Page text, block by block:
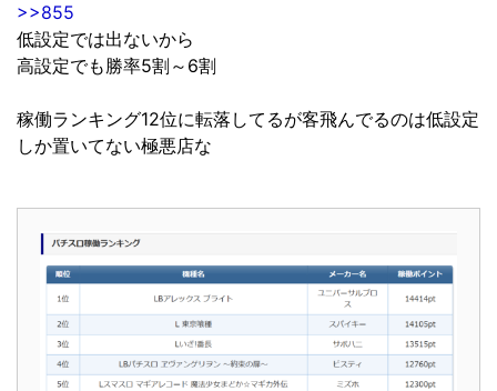
>>855
低設定では出ないから
高設定でも勝率5割～6割
稼働ランキング12位に転落してるが客飛んでるのは低設定
しか置いてない極悪店な